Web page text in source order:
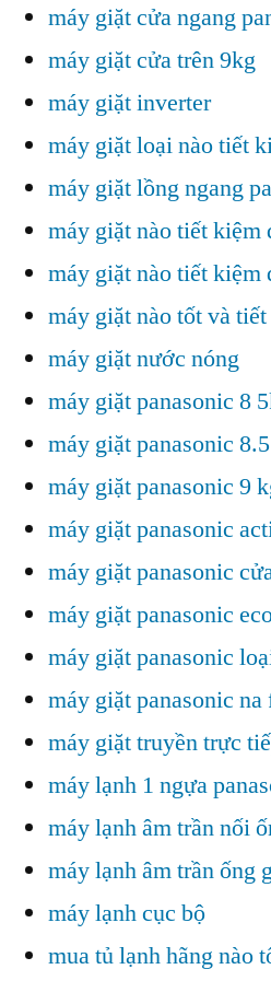
máy giặt cửa ngang
máy giặt cửa trên 9kg
máy giặt inverter
máy giặt loại nào tiết
máy giặt lồng ngang
máy giặt nào tiết kiệm
máy giặt nào tiết kiệm
máy giặt nào tốt và
máy giặt nước nóng
máy giặt panasonic 8
máy giặt panasonic
máy giặt panasonic 9
máy giặt panasonic
máy giặt panasonic
máy giặt panasonic
máy giặt panasonic
máy giặt panasonic na
máy giặt truyền trực
máy lạnh 1 ngựa
máy lạnh âm trần nối
máy lạnh âm trần ống
máy lạnh cục bộ
mua tủ lạnh hãng nào